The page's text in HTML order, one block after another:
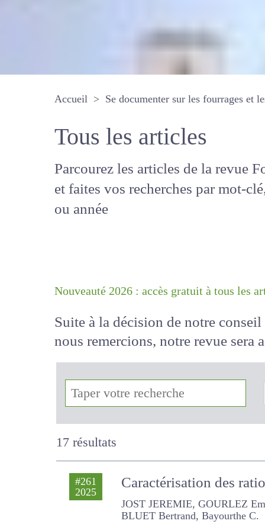
Accueil Se documenter sur les
Tous les articles
Parcourez les articles de la revue
Fourrages, et faites vos
mot-clé, auteur ou année
Suite à la décision de notre
nous remercions, notre revue
!
17 résultats
#261
2025 Caractérisation des
JOST JEREMIE, GOURLEZ
Bayourthe C.